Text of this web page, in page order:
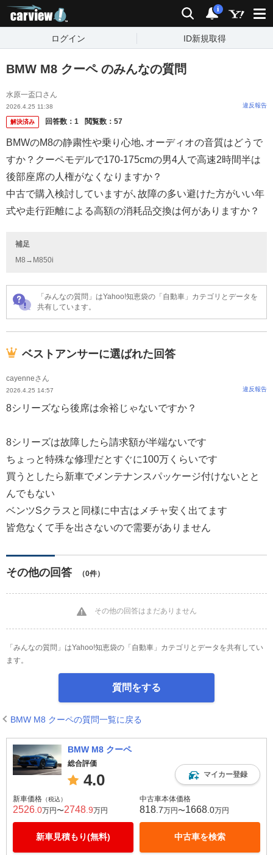
検索 通知
i
ログイン ID新規取得
BMW M8 クーペ のみんなの質問
水原一盃口さん
2026.4.25 11:38 違反報告
解決済み 回答数： 1 閲覧数： 57
BMWのM8の静粛性や乗り心地､オーディオの音質はどうで
すか？クーペモデルで170-175cmの男4人で高速2時間半は
後部座席の人権がなくなりますか？
中古で購入検討していますが､故障の多い避けた方がいい年
式や走行距離による高額の消耗品交換は何がありますか？
補足
M8→M850i
「みんなの質問」はYahoo!知恵袋の「自動車」カテゴリとデータを
共有しています。
ベストアンサーに選ばれた回答
cayenneさん
2026.4.25 14:57 違反報告
8シリーズなら後席は余裕じゃないですか？
8シリーズは故障したら請求額が半端ないです
ちょっと特殊な修理だとすぐに100万くらいです
買うとしたら新車でメンテナンスパッケージ付けないとと
んでもない
ベンツSクラスと同様に中古はメチャ安く出てます
皆危なくて手を出さないので需要がありません
その他の回答 （0件）
その他の回答はまだありません
「みんなの質問」はYahoo!知恵袋の「自動車」カテゴリとデータを共有してい
ます。
質問をする
BMW M8 クーペの質問一覧に戻る
BMW M8 クーペ
総合評価
4.0 マイカー登録
新車価格 （税込）
2526 .0万円〜2748 .9万円
新車見積もり(無料)
中古車本体価格
818 .7万円〜1668 .0万円
中古車を検索